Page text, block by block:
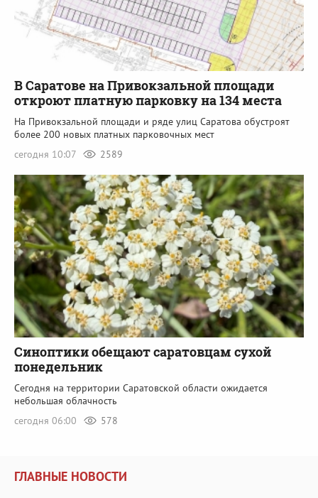
В Саратове на Привокзальной площади
откроют платную парковку на 134 места
На Привокзальной площади и ряде улиц Саратова обустроят
более 200 новых платных парковочных мест
сегодня 10:07
2589
Синоптики обещают саратовцам сухой
понедельник
Сегодня на территории Саратовской области ожидается
небольшая облачность
сегодня 06:00
578
ГЛАВНЫЕ НОВОСТИ